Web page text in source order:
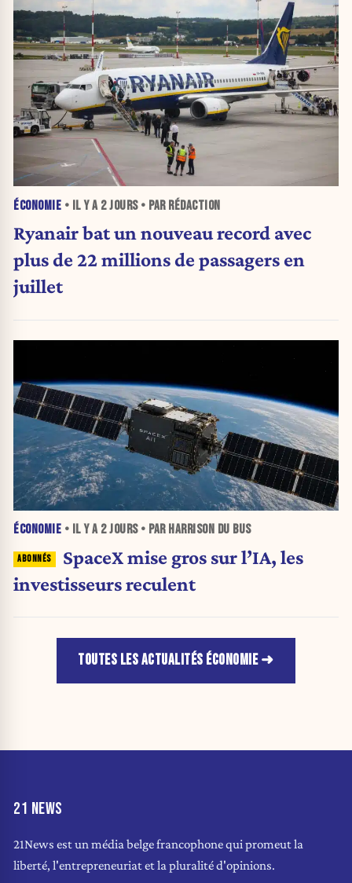
ÉCONOMIE • IL Y A 2 JOURS• PAR RÉDACTION
Ryanair bat un nouveau record avec
plus de 22 millions de passagers en
juillet
ÉCONOMIE • IL Y A 2 JOURS• PAR HARRISON DU BUS
SpaceX mise gros sur l’IA, les
investisseurs reculent
TOUTES LES ACTUALITÉS ÉCONOMIE
21 NEWS
21News est un média belge francophone qui promeut la
liberté, l'entrepreneuriat et la pluralité d'opinions.